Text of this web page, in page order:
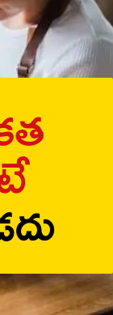
పెంచుకుంటే